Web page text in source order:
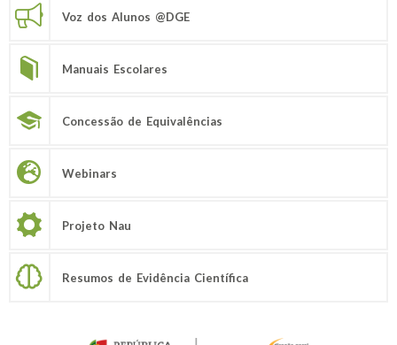
Voz dos Alunos @DGE
Manuais Escolares
Concessão de Equivalências
Webinars
Projeto Nau
Resumos de Evidência Científica